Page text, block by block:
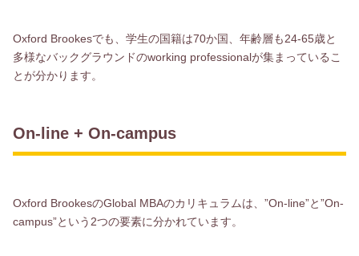
Oxford Brookesでも、学生の国籍は70か国、年齢層も24-65歳と
多様なバックグラウンドのworking professionalが集まっているこ
とが分かります。
On-line + On-campus
Oxford BrookesのGlobal MBAのカリキュラムは、”On-line”と”On-
campus”という2つの要素に分かれています。